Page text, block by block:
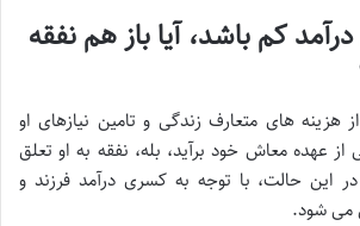
درآمد کم باشد، آیا باز هم نفقه
هزینه های متعارف زندگی و تامین نیازهای او
از عهده معاش خود برآید، بله، نفقه به او تعلق
این حالت، با توجه به کسری درآمد فرزند و
می شود.